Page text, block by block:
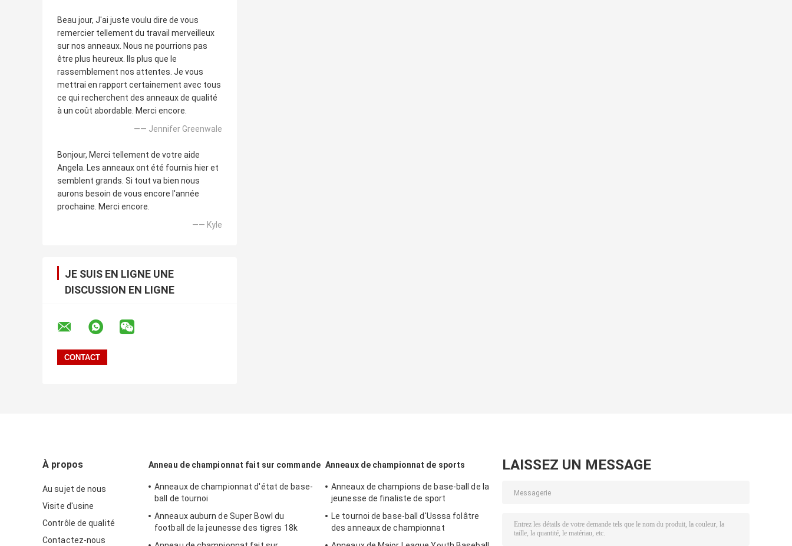
Beau jour, J'ai juste voulu dire de vous
remercier tellement du travail merveilleux
sur nos anneaux. Nous ne pourrions pas
être plus heureux. Ils plus que le
rassemblement nos attentes. Je vous
mettrai en rapport certainement avec tous
ce qui recherchent des anneaux de qualité
à un coût abordable. Merci encore.
—— Jennifer Greenwale
Bonjour, Merci tellement de votre aide
Angela. Les anneaux ont été fournis hier et
semblent grands. Si tout va bien nous
aurons besoin de vous encore l'année
prochaine. Merci encore.
—— Kyle
JE SUIS EN LIGNE UNE
DISCUSSION EN LIGNE
À propos
Au sujet de nous
Visite d'usine
Contrôle de qualité
Contactez-nous
Anneau de championnat fait sur commande
Anneaux de championnat d'état de base-
ball de tournoi
Anneaux auburn de Super Bowl du
football de la jeunesse des tigres 18k
Anneaux de championnat de sports
Anneaux de champions de base-ball de la
jeunesse de finaliste de sport
Le tournoi de base-ball d'Usssa folâtre
des anneaux de championnat
LAISSEZ UN MESSAGE